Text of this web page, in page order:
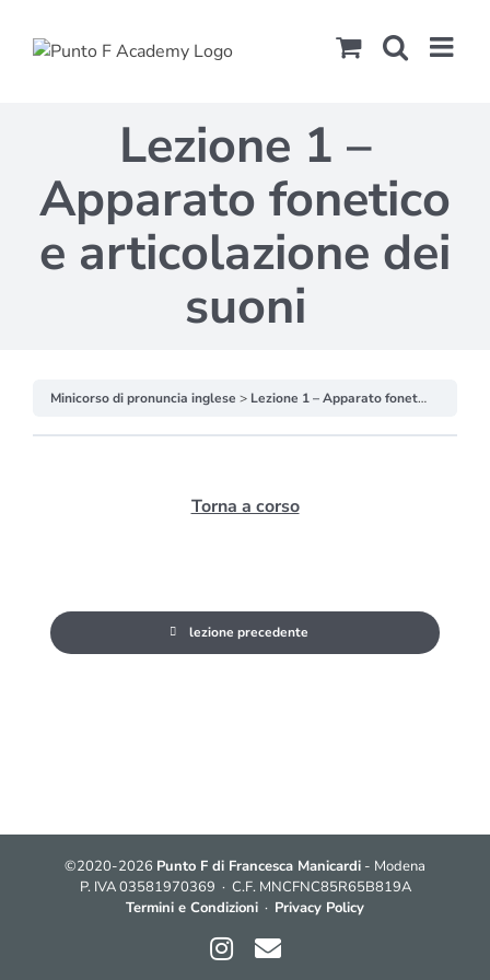
contenuto
Lezione 1 –
Apparato fonetico
e articolazione dei
suoni
Minicorso di pronuncia inglese Lezione 1 – Apparato fonetico e articolazione dei suoni
lezione precedente
Torna a corso
©2020-2026 Punto F di Francesca Manicardi - Modena
P. IVA 03581970369 · C.F. MNCFNC85R65B819A
Termini e Condizioni · Privacy Policy
Instagram
Contatti